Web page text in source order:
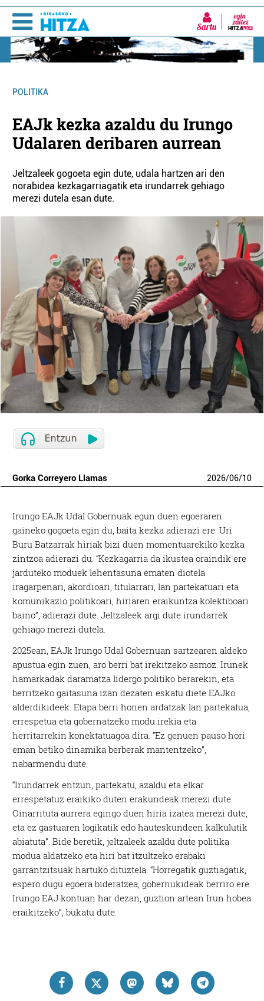
Sartu
POLITIKA
EAJk kezka azaldu du Irungo
Udalaren deribaren aurrean
Jeltzaleek gogoeta egin dute, udala hartzen ari den
norabidea kezkagarriagatik eta irundarrek gehiago
merezi dutela esan dute.
Gorka Correyero Llamas 2026/06/10
Irungo EAJk Udal Gobernuak egun duen egoeraren
gaineko gogoeta egin du, baita kezka adierazi ere. Uri
Buru Batzarrak hiriak bizi duen momentuarekiko kezka
zintzoa adierazi du. “Kezkagarria da ikustea oraindik ere
jarduteko moduek lehentasuna ematen diotela
iragarpenari, akordioari, titularrari, lan partekatuari eta
komunikazio politikoari, hiriaren eraikuntza kolektiboari
baino”, adierazi dute. Jeltzaleek argi dute irundarrek
gehiago merezi dutela.
2025ean, EAJk Irungo Udal Gobernuan sartzearen aldeko
apustua egin zuen, aro berri bat irekitzeko asmoz. Irunek
hamarkadak daramatza lidergo politiko berarekin, eta
berritzeko gaitasuna izan dezaten eskatu diete EAJko
alderdikideek. Etapa berri honen ardatzak lan partekatua,
errespetua eta gobernatzeko modu irekia eta
herritarrekin konektatuagoa dira. “Ez genuen pauso hori
eman betiko dinamika berberak mantentzeko”,
nabarmendu dute.
“Irundarrek entzun, partekatu, azaldu eta elkar
errespetatuz eraikiko duten erakundeak merezi dute.
Oinarrituta aurrera egingo duen hiria izatea merezi dute,
eta ez gastuaren logikatik edo hauteskundeen kalkulutik
abiatuta”. Bide beretik, jeltzaleek azaldu dute politika
modua aldatzeko eta hiri bat itzultzeko erabaki
garrantzitsuak hartuko dituztela. “Horregatik guztiagatik,
espero dugu egoera bideratzea, gobernukideak berriro ere
Irungo EAJ kontuan har dezan, guztion artean Irun hobea
eraikitzeko”, bukatu dute.